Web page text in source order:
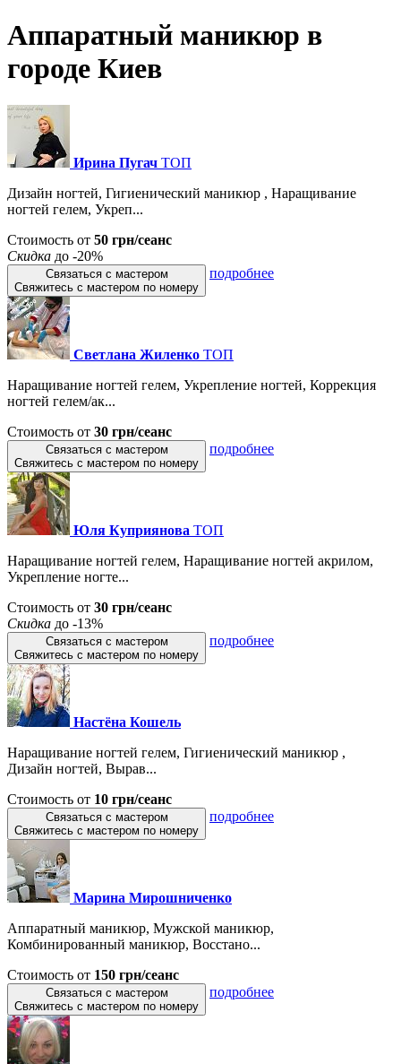
Аппаратный маникюр в
городе Киев
Ирина Пугач ТОП
Дизайн ногтей, Гигиенический маникюр , Наращивание
ногтей гелем, Укреп...
Стоимость от 50 грн/сеанс
Скидка до -20%
Связаться с мастером
Свяжитесь с мастером по номеру
подробнее
Светлана Жиленко ТОП
Наращивание ногтей гелем, Укрепление ногтей, Коррекция
ногтей гелем/ак...
Стоимость от 30 грн/сеанс
Связаться с мастером
Свяжитесь с мастером по номеру
подробнее
Юля Куприянова ТОП
Наращивание ногтей гелем, Наращивание ногтей акрилом,
Укрепление ногте...
Стоимость от 30 грн/сеанс
Скидка до -13%
Связаться с мастером
Свяжитесь с мастером по номеру
подробнее
Настёна Кошель
Наращивание ногтей гелем, Гигиенический маникюр ,
Дизайн ногтей, Вырав...
Стоимость от 10 грн/сеанс
Связаться с мастером
Свяжитесь с мастером по номеру
подробнее
Марина Мирошниченко
Аппаратный маникюр, Мужской маникюр,
Комбинированный маникюр, Восстано...
Стоимость от 150 грн/сеанс
Связаться с мастером
Свяжитесь с мастером по номеру
подробнее